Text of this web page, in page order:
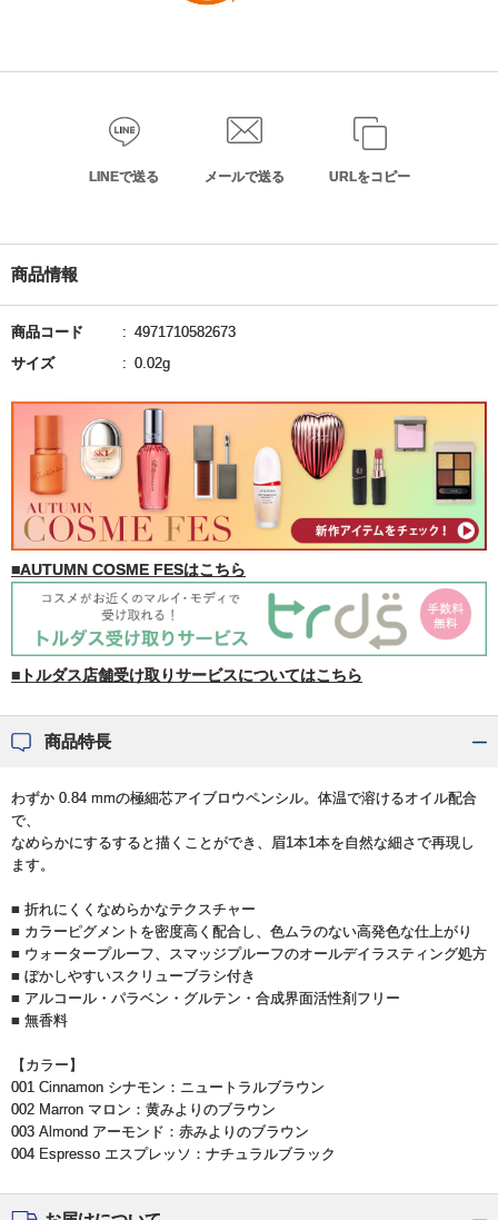
LINEで送る メールで送る URLをコピー
商品情報
商品コード
4971710582673
サイズ
0.02g
■AUTUMN COSME FESはこちら
■トルダス店舗受け取りサービスについてはこちら
商品特長
わずか 0.84 mmの極細芯アイブロウペンシル。体温で溶けるオイル配合
で、
なめらかにするすると描くことができ、眉1本1本を自然な細さで再現し
ます。
■ 折れにくくなめらかなテクスチャー
■ カラーピグメントを密度高く配合し、色ムラのない高発色な仕上がり
■ ウォータープルーフ、スマッジプルーフのオールデイラスティング処方
■ ぼかしやすいスクリューブラシ付き
■ アルコール・パラベン・グルテン・合成界面活性剤フリー
■ 無香料
【カラー】
001 Cinnamon シナモン：ニュートラルブラウン
002 Marron マロン：黄みよりのブラウン
003 Almond アーモンド：赤みよりのブラウン
004 Espresso エスプレッソ：ナチュラルブラック